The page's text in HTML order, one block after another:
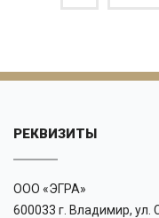
РЕКВИЗИТЫ
ООО «ЭГРА»
600033 г. Владимир, ул.